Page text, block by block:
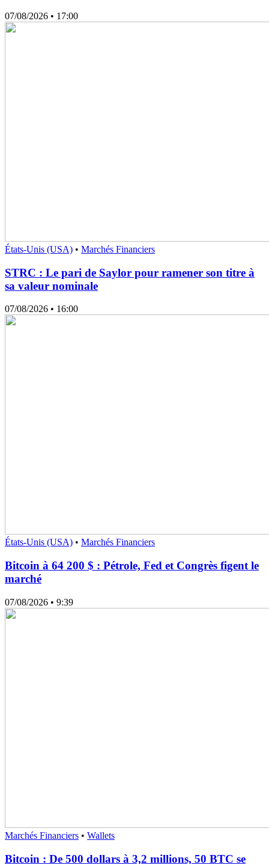
07/08/2026 • 17:00
États-Unis (USA) • Marchés Financiers
STRC : Le pari de Saylor pour ramener son titre à
sa valeur nominale
07/08/2026 • 16:00
États-Unis (USA) • Marchés Financiers
Bitcoin à 64 200 $ : Pétrole, Fed et Congrès figent le
marché
07/08/2026 • 9:39
Marchés Financiers • Wallets
Bitcoin : De 500 dollars à 3,2 millions, 50 BTC se